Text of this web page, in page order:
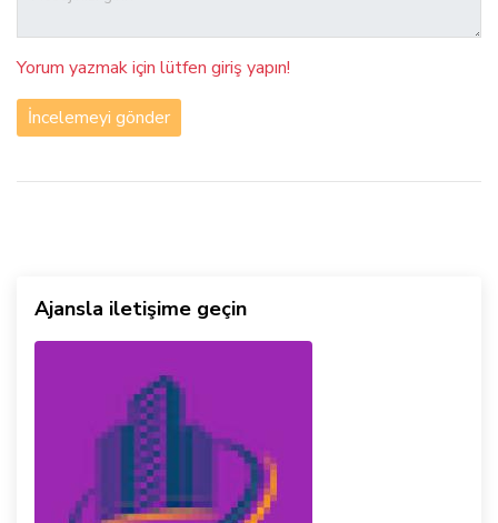
Yorum yazmak için lütfen giriş yapın!
İncelemeyi gönder
Ajansla iletişime geçin